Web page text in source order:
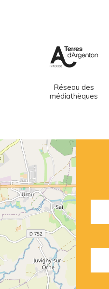
Réseau des
médiathèques